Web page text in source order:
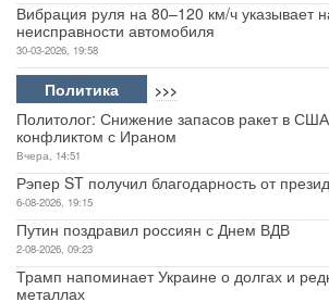
Вибрация руля на 80–120 км/ч указывает
неисправности автомобиля
30-03-2026, 19:58
Политика >>>
Политолог: Снижение запасов ракет в
конфликтом с Ираном
Вчера, 14:51
Рэпер ST получил благодарность от
6-08-2026, 19:15
Путин поздравил россиян с Днем ВДВ
2-08-2026, 09:23
Трамп напоминает Украине о долгах и
металлах